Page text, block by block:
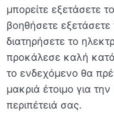
μπορείτε εξετάσετε
βοηθήσετε
διατηρήσετε το
προκάλεσε καλή
το ενδεχόμενο θα
μακριά έτοιμο για
περιπέτειά σας.